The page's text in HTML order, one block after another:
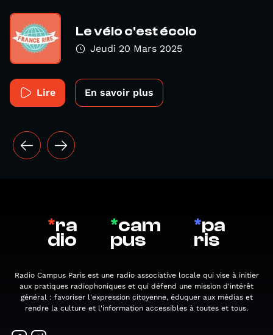
Le vélo c'est écolo
Jeudi 20 Mars 2025
Lire En savoir plus
*ra
dio
*cam
pus
*pa
ris
Radio Campus Paris est une radio associative locale qui vise à initier
aux pratiques radiophoniques et qui défend une mission d'intérêt
général : favoriser l'expression citoyenne, éduquer aux médias et
rendre la culture et l'information accessibles à toutes et tous.